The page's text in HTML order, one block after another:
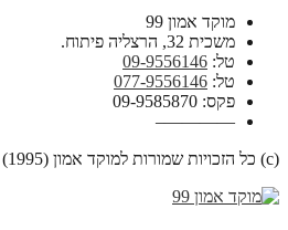
מוקד אמון 99
משכית 32, הרצליה פיתוח.
טל: 09-9556146
טל: 077-9556146
פקס: 09-9585870
————–
(c) כל הזכויות שמורות למוקד אמון (1995) בקרה וסיור בע”מ